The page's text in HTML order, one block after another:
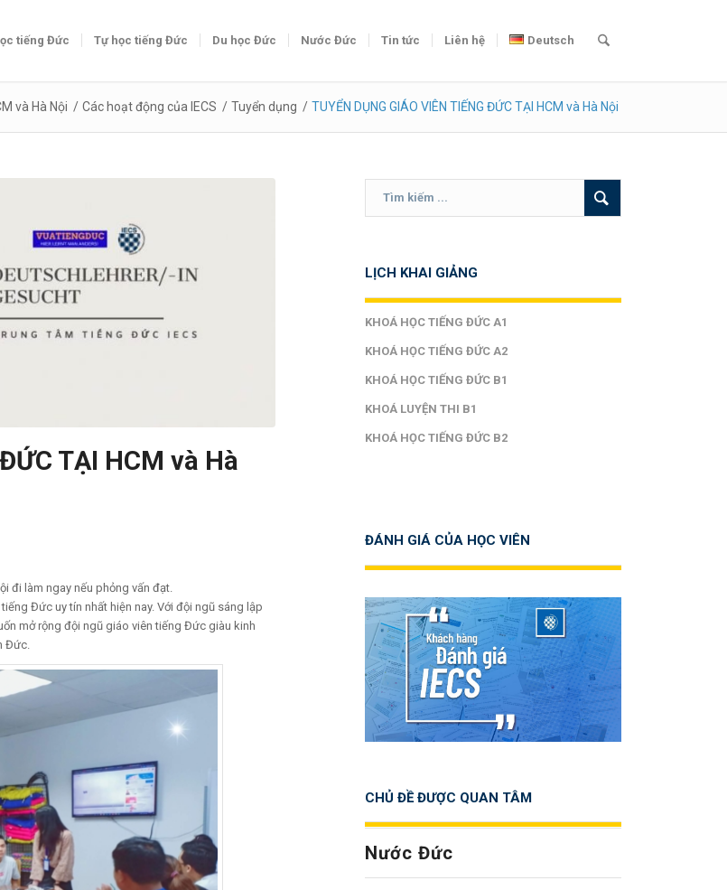
tiếng Đức Tự học tiếng Đức Du học Đức Nước Đức Tin tức Liên hệ Deutsch
và Hà Nội / Các hoạt động của IECS / Tuyển dụng / TUYỂN DỤNG GIÁO VIÊN TIẾNG ĐỨC TẠI HCM và Hà Nội
TẠI HCM và Hà
đi làm ngay nếu phỏng vấn đạt.
Đức uy tín nhất hiện nay. Với đội ngũ sáng lập
mở rộng đội ngũ giáo viên tiếng Đức giàu kinh
Đức.
LỊCH KHAI GIẢNG
KHOÁ HỌC TIẾNG ĐỨC A1
KHOÁ HỌC TIẾNG ĐỨC A2
KHOÁ HỌC TIẾNG ĐỨC B1
KHOÁ LUYỆN THI B1
KHOÁ HỌC TIẾNG ĐỨC B2
ĐÁNH GIÁ CỦA HỌC VIÊN
CHỦ ĐỀ ĐƯỢC QUAN TÂM
Nước Đức